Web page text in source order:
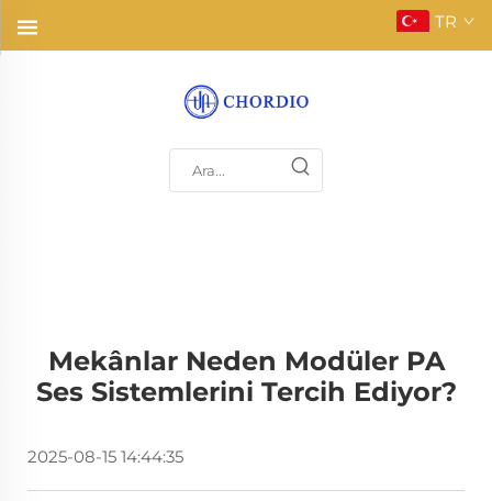
TR
Mekânlar Neden Modüler PA
Ses Sistemlerini Tercih Ediyor?
2025-08-15 14:44:35